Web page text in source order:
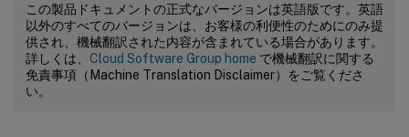
この製品ドキュメントの正式なバージョンは英語版です。英語
以外のすべてのバージョンは、お客様の利便性のためにのみ提
供され、機械翻訳された内容が含まれている場合があります。
詳しくは、 Cloud Software Group home で機械翻訳に関する
免責事項（Machine Translation Disclaimer）をご覧くださ
い。